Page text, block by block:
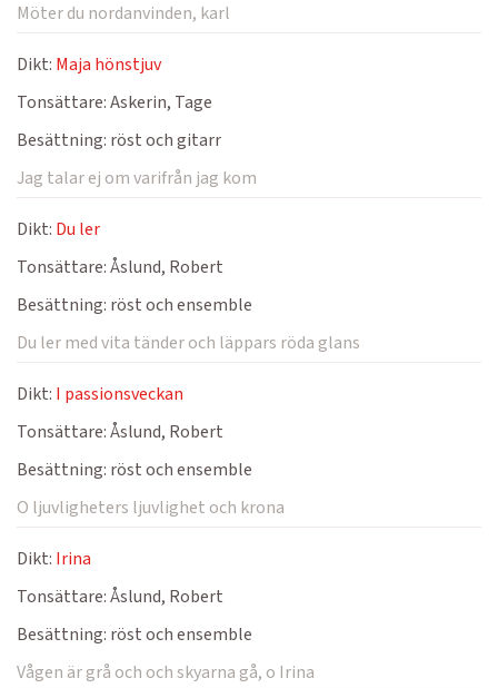
Möter du nordanvinden, karl
Dikt: Maja hönstjuv
Tonsättare:Askerin, Tage
Besättning: röst och gitarr
Jag talar ej om varifrån jag kom
Dikt: Du ler
Tonsättare:Åslund, Robert
Besättning: röst och ensemble
Du ler med vita tänder och läppars röda glans
Dikt: I passionsveckan
Tonsättare:Åslund, Robert
Besättning: röst och ensemble
O ljuvligheters ljuvlighet och krona
Dikt: Irina
Tonsättare:Åslund, Robert
Besättning: röst och ensemble
Vågen är grå och och skyarna gå, o Irina